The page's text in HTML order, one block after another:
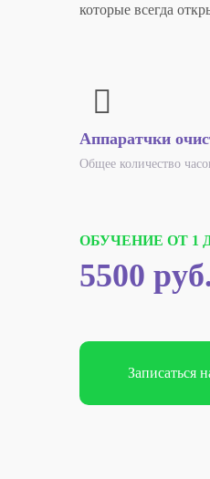
которые всегда
Аппаратчки
Общее количество
Записаться
ОБУЧЕНИЕ ОТ 1
5500